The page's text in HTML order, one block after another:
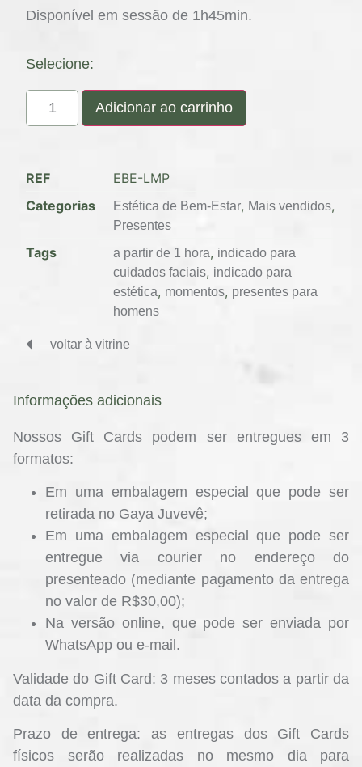
Disponível em sessão de 1h45min.
Selecione:
Adicionar ao carrinho
REF
EBE-LMP
Categorias
Estética de Bem-Estar, Mais vendidos,
Presentes
Tags a partir de 1 hora, indicado para
cuidados faciais, indicado para
estética, momentos, presentes para
homens
voltar à vitrine
Informações adicionais
Nossos Gift Cards podem ser entregues em 3
formatos:
Em uma embalagem especial que pode ser
retirada no Gaya Juvevê;
Em uma embalagem especial que pode ser
entregue via courier no endereço do
presenteado (mediante pagamento da entrega
no valor de R$30,00);
Na versão online, que pode ser enviada por
WhatsApp ou e-mail.
Validade do Gift Card: 3 meses contados a partir da
data da compra.
Prazo de entrega: as entregas dos Gift Cards
físicos serão realizadas no mesmo dia para